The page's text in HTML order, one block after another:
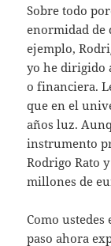
Sobre todo
enormidad de
ejemplo,
yo he dirigido
o financiera.
que en el
años luz.
instrumento
Rodrigo Rato
millones de
Como
paso ahora